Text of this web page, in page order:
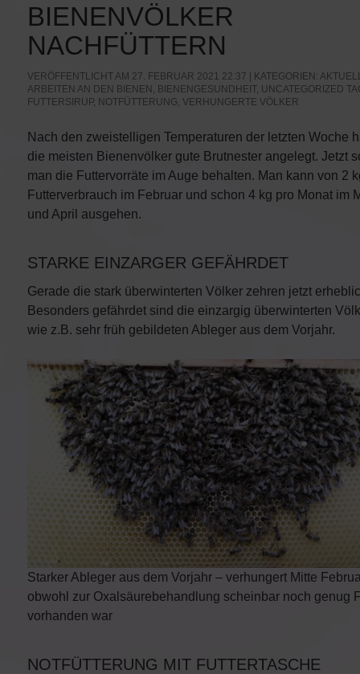
BIENENVÖLKER
NACHFÜTTERN
VERÖFFENTLICHT AM 27. FEBRUAR 2021 22:37 | KATEGORIEN:
ARBEITEN AN DEN BIENEN BIENENGESUNDHEIT, UNCATEGORIZED
FUTTERSIRUP, NOTFÜTTERUNG VERHUNGERTE VÖLKER
Nach den zweistelligen Temperaturen der letzten Woche
die meisten Bienenvölker gute Brutnester angelegt. Jetzt
man die Futtervorräte im Auge behalten. Man kann von 2
Futterverbrauch im Februar und schon 4 kg pro Monat im
und April ausgehen.
STARKE EINZARGER GEFÄHRDET
Gerade die stark überwinterten Völker zehren jetzt
Besonders gefährdet sind die einzargig überwinterten
wie z.B. sehr früh gebildeten Ableger aus dem Vorjahr.
Starker Ableger aus dem Vorjahr – verhungert Mitte
obwohl zur Oxalsäurebehandlung scheinbar noch genug
vorhanden war
NOTFÜTTERUNG MIT FUTTERTASCHE